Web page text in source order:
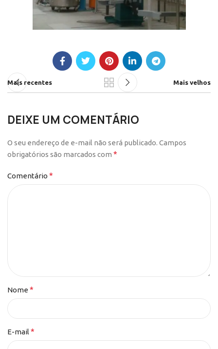
Mais recentes Mais velhos
DEIXE UM COMENTÁRIO
O seu endereço de e-mail não será publicado. Campos
obrigatórios são marcados com *
Comentário *
Nome *
E-mail *